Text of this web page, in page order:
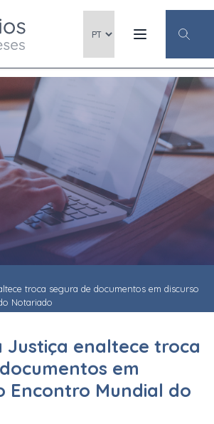
troca segura de documentos em discurso
Notariado
Justiça enaltece troca
em
Encontro Mundial do